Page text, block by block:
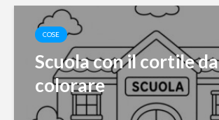
COSE
Scuola con il cortile da
colorare